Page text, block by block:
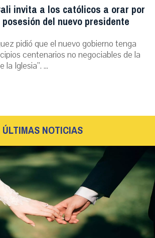
invita a los católicos a orar por
del nuevo presidente
pidió que el nuevo gobierno tenga
centenarios no negociables de la
Iglesia”. ...
ÚLTIMAS NOTICIAS